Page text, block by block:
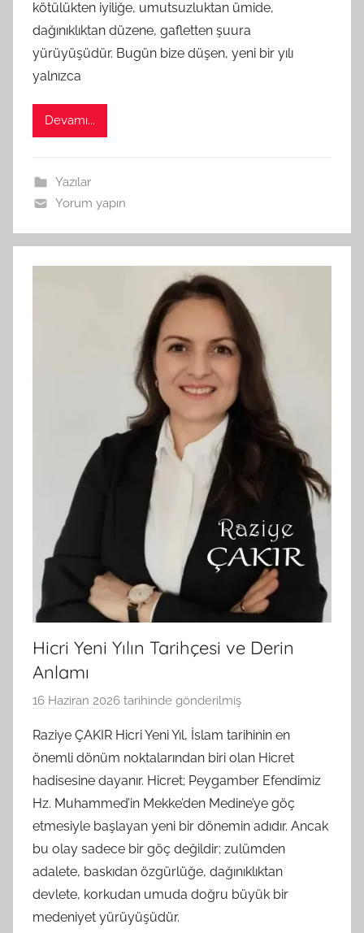
r
a
f
kötülükten iyiliğe, umutsuzluktan ümide,
dağınıklıktan düzene, gafletten şuura
yürüyüşüdür. Bugün bize düşen, yeni bir yılı
yalnızca
Devamı...
Yazılar
Yorum yapın
Hicri Yeni Yılın Tarihçesi ve Derin
Anlamı
16 Haziran 2026 tarihinde gönderilmiş
S
A
M
t
a
r
a
f
Raziye ÇAKIR Hicri Yeni Yıl, İslam tarihinin en
önemli dönüm noktalarından biri olan Hicret
hadisesine dayanır. Hicret; Peygamber Efendimiz
Hz. Muhammed’in Mekke’den Medine’ye göç
etmesiyle başlayan yeni bir dönemin adıdır. Ancak
bu olay sadece bir göç değildir; zulümden
adalete, baskıdan özgürlüğe, dağınıklıktan
devlete, korkudan umuda doğru büyük bir
medeniyet yürüyüşüdür.